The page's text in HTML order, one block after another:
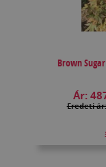
Brown
Ár:
Eredeti